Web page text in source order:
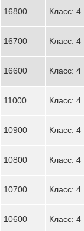
16800 Класс: 4
16700 Класс: 4
16600 Класс: 4
11000 Класс: 4
10900 Класс: 4
10800 Класс: 4
10700 Класс: 4
10600 Класс: 4